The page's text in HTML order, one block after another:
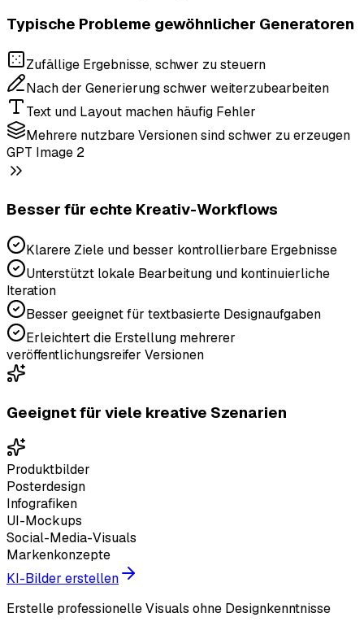
Typische Probleme gewöhnlicher Generatoren
Zufällige Ergebnisse, schwer zu steuern
Nach der Generierung schwer weiterzubearbeiten
Text und Layout machen häufig Fehler
Mehrere nutzbare Versionen sind schwer zu erzeugen
GPT Image 2
Besser für echte Kreativ-Workflows
Klarere Ziele und besser kontrollierbare Ergebnisse
Unterstützt lokale Bearbeitung und kontinuierliche
Iteration
Besser geeignet für textbasierte Designaufgaben
Erleichtert die Erstellung mehrerer
veröffentlichungsreifer Versionen
Geeignet für viele kreative Szenarien
Produktbilder
Posterdesign
Infografiken
UI-Mockups
Social-Media-Visuals
Markenkonzepte
KI-Bilder erstellen
Erstelle professionelle Visuals ohne Designkenntnisse